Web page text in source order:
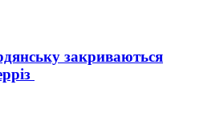
закриваються